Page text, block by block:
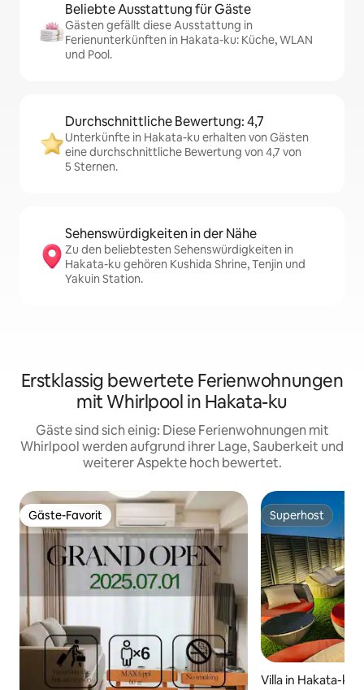
Beliebte Ausstattung für Gäste
Gästen gefällt diese Ausstattung in
Ferienunterkünften in Hakata-ku: Küche, WLAN
und Pool.
Durchschnittliche Bewertung: 4,7
Unterkünfte in Hakata-ku erhalten von Gästen
eine durchschnittliche Bewertung von 4,7 von
5 Sternen.
Sehenswürdigkeiten in der Nähe
Zu den beliebtesten Sehenswürdigkeiten in
Hakata-ku gehören Kushida Shrine, Tenjin und
Yakuin Station.
Erstklassig bewertete Ferienwohnungen
mit Whirlpool in Hakata-ku
Gäste sind sich einig: Diese Ferienwohnungen mit
Whirlpool werden aufgrund ihrer Lage, Sauberkeit und
weiterer Aspekte hoch bewertet.
Gäste-Favorit
Gäste-Favorit Superhost
Superhost
Villa in Hakata-ku